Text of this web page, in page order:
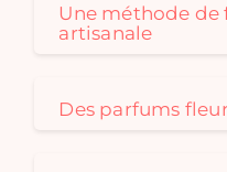
Une méthode
artisanale
Des parfums